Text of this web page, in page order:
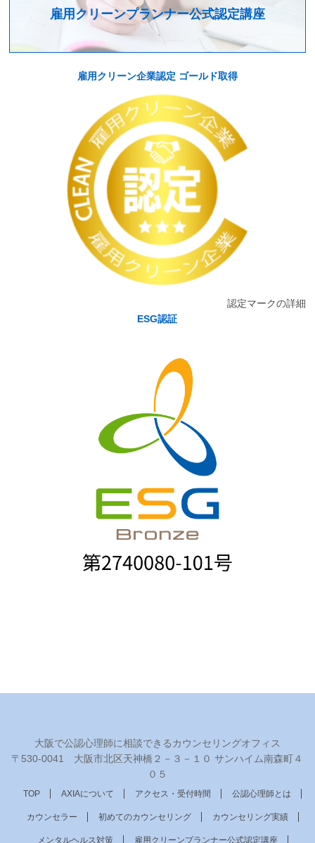
雇用クリーンプランナー公式認定講座
雇用クリーン企業認定 ゴールド取得
認定マークの詳細
ESG認証
大阪で公認心理師に相談できるカウンセリングオフィス
〒530‐0041 大阪市北区天神橋２－３－１０ サンハイム南森町４
０５
TOP AXIAについて アクセス・受付時間 公認心理師とは
カウンセラー 初めてのカウンセリング カウンセリング実績
メンタルヘルス対策 雇用クリーンプランナー公式認定講座